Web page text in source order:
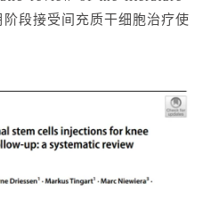
阶段接受间充质干细胞治疗使